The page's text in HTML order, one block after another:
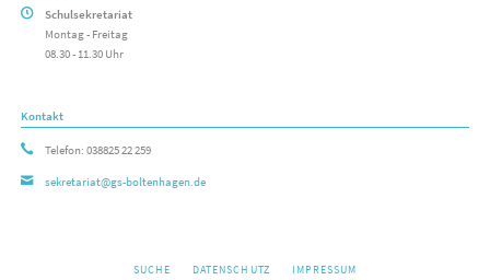
Schulsekretariat
Montag - Freitag
08.30 - 11.30 Uhr
Kontakt
Telefon: 038825 22 259
sekretariat@gs-boltenhagen.de
NAVIGATION
SUCHE DATENSCHUTZ IMPRESSUM